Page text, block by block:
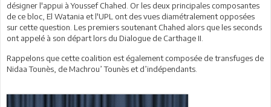
désigner l'appui à Youssef Chahed. Or les deux principales composantes
de ce bloc, El Watania et l'UPL ont des vues diamétralement opposées
sur cette question. Les premiers soutenant Chahed alors que les seconds
ont appelé à son départ lors du Dialogue de Carthage II.
Rappelons que cette coalition est également composée de transfuges de
Nidaa Tounès, de Machrou’ Tounès et d’indépendants.